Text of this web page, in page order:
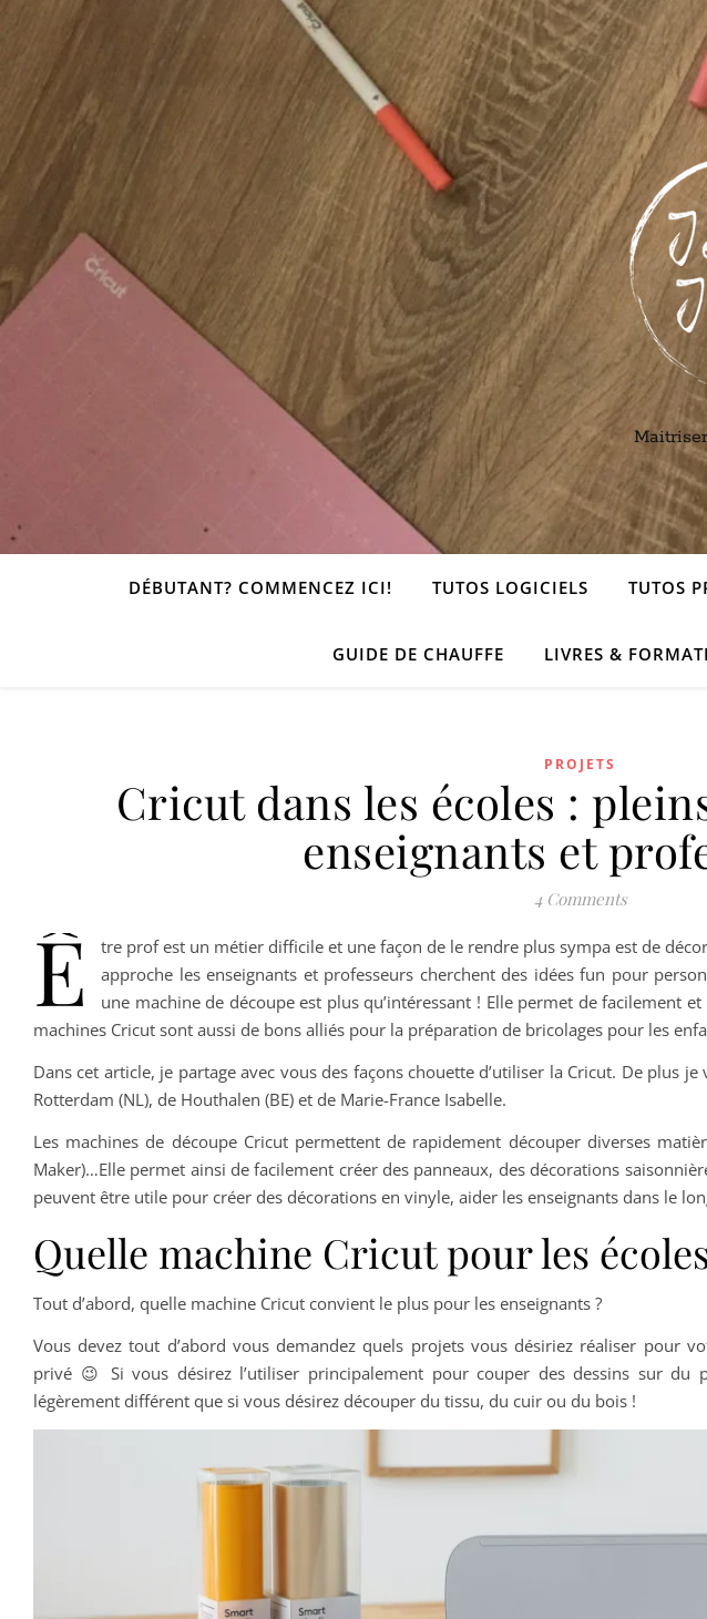
DÉBUTANT? COMMENCEZ ICI! TUTOS LOGICIELS TUTOS
GUIDE DE CHAUFFE LIVRES &
PROJETS
Cricut dans les écoles :
enseignants et
4 Comments
Ê
tre prof est un métier difficile et une façon de le rendre plus sympa est de
approche les enseignants et professeurs cherchent des idées fun pour
une machine de découpe est plus qu’intéressant ! Elle permet de facilement
machines Cricut sont aussi de bons alliés pour la préparation de bricolages pour les
Dans cet article, je partage avec vous des façons chouette d’utiliser la Cricut. De plus
Rotterdam (NL), de Houthalen (BE) et de Marie-France Isabelle.
Les machines de découpe Cricut permettent de rapidement découper diverses
Maker)…Elle permet ainsi de facilement créer des panneaux, des décorations
peuvent être utile pour créer des décorations en vinyle, aider les enseignants dans le
Quelle machine Cricut pour les
Tout d’abord, quelle machine Cricut convient le plus pour les enseignants ?
Vous devez tout d’abord vous demandez quels projets vous désiriez réaliser pour
privé 😉 Si vous désirez l’utiliser principalement pour couper des dessins sur du
légèrement différent que si vous désirez découper du tissu, du cuir ou du bois !